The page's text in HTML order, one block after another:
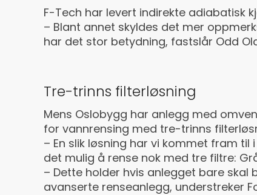
F-Tech har levert indirekte adiabatisk
– Blant annet skyldes det mer
har det stor betydning, fastslår Odd
Tre-trinns filterløsning
Mens Oslobygg har anlegg med
for vannrensing med tre-trinns
– En slik løsning har vi kommet fram
det mulig å rense nok med tre filtre:
– Dette holder hvis anlegget bare skal
avanserte renseanlegg, understreker